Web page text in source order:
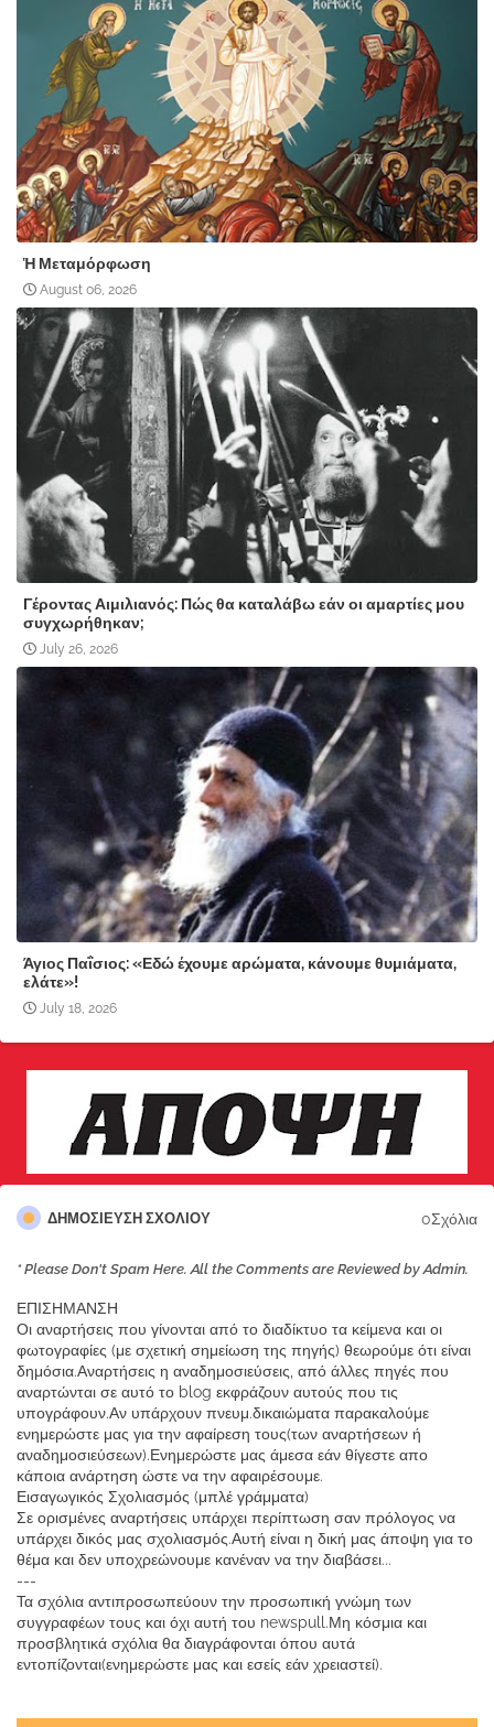
Ἡ Μεταμόρφωση
August 06, 2026
Γέροντας Αιμιλιανός: Πώς θα καταλάβω εάν οι αμαρτίες μου
συγχωρήθηκαν;
July 26, 2026
Άγιος Παΐσιος: «Εδώ έχουμε αρώματα, κάνουμε θυμιάματα,
ελάτε»!
July 18, 2026
ΔΗΜΟΣΊΕΥΣΗ ΣΧΟΛΊΟΥ 0Σχόλια
* Please Don't Spam Here. All the Comments are Reviewed by Admin.
ΕΠΙΣΗΜΑΝΣΗ
Οι αναρτήσεις που γίνονται από το διαδίκτυο τα κείμενα και οι
φωτογραφίες (με σχετική σημείωση της πηγής) θεωρούμε ότι είναι
δημόσια.Αναρτήσεις η αναδημοσιεύσεις, από άλλες πηγές που
αναρτώνται σε αυτό το blog εκφράζουν αυτούς που τις
υπογράφουν.Αν υπάρχουν πνευμ.δικαιώματα παρακαλούμε
ενημερώστε μας για την αφαίρεση τους(των αναρτήσεων ή
αναδημοσιεύσεων).Ενημερώστε μας άμεσα εάν θίγεστε απο
κάποια ανάρτηση ώστε να την αφαιρέσουμε.
Εισαγωγικός Σχολιασμός (μπλέ γράμματα)
Σε ορισμένες αναρτήσεις υπάρχει περίπτωση σαν πρόλογος να
υπάρχει δικός μας σχολιασμός.Αυτή είναι η δική μας άποψη για το
θέμα και δεν υποχρεώνουμε κανέναν να την διαβάσει...
---
Τα σχόλια αντιπροσωπεύουν την προσωπική γνώμη των
συγγραφέων τους και όχι αυτή του newspull.Μη κόσμια και
προσβλητικά σχόλια θα διαγράφονται όπου αυτά
εντοπίζονται(ενημερώστε μας και εσείς εάν χρειαστεί).